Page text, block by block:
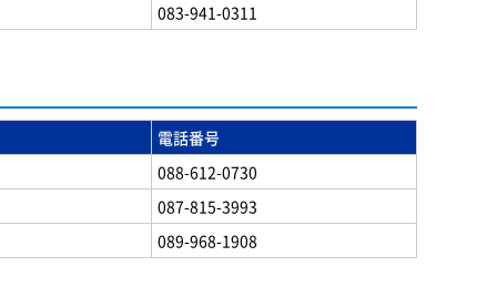
083-941-0311
電話番号
088-612-0730
087-815-3993
089-968-1908